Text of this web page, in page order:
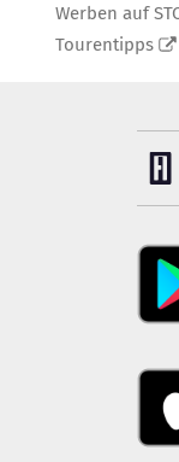
Werben auf
Tourentipps